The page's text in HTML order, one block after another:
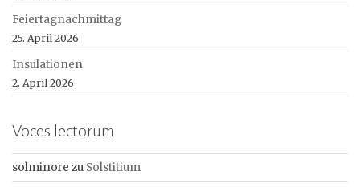
Feiertagnachmittag
25. April 2026
Insulationen
2. April 2026
Voces lectorum
solminore zu Solstitium